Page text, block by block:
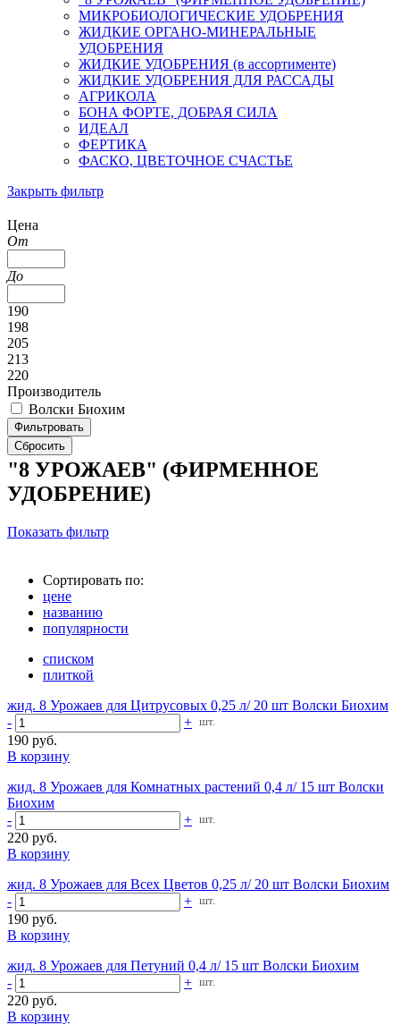
МИКРОБИОЛОГИЧЕСКИЕ УДОБРЕНИЯ
ЖИДКИЕ ОРГАНО-МИНЕРАЛЬНЫЕ
УДОБРЕНИЯ
ЖИДКИЕ УДОБРЕНИЯ (в ассортименте)
ЖИДКИЕ УДОБРЕНИЯ ДЛЯ РАССАДЫ
АГРИКОЛА
БОНА ФОРТЕ, ДОБРАЯ СИЛА
ИДЕАЛ
ФЕРТИКА
ФАСКО, ЦВЕТОЧНОЕ СЧАСТЬЕ
Закрыть фильтр
Цена
От
До
190
198
205
213
220
Производитель
Волски Биохим
"8 УРОЖАЕВ" (ФИРМЕННОЕ
УДОБРЕНИЕ)
Показать фильтр
Сортировать по:
цене
названию
популярности
списком
плиткой
жид. 8 Урожаев для Цитрусовых 0,25 л/ 20 шт Волски Биохим
-
+ шт.
190 руб.
В корзину
жид. 8 Урожаев для Комнатных растений 0,4 л/ 15 шт Волски
Биохим
-
+ шт.
220 руб.
В корзину
жид. 8 Урожаев для Всех Цветов 0,25 л/ 20 шт Волски Биохим
-
+ шт.
190 руб.
В корзину
жид. 8 Урожаев для Петуний 0,4 л/ 15 шт Волски Биохим
-
+ шт.
220 руб.
В корзину